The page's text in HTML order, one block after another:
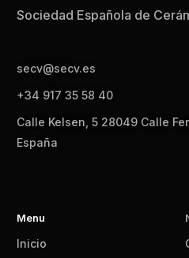
Sociedad Española de
secv@secv.es
+34 917 35 58 40
Calle Kelsen, 5 28049 Calle
España
Menu
Inicio